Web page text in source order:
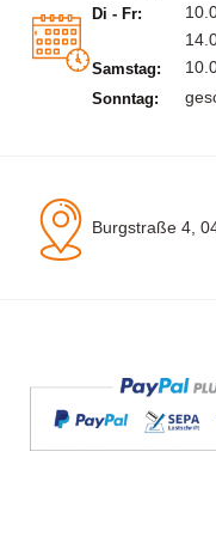
Di - Fr:
Samstag:
Sonntag:
Burgstraße 4,